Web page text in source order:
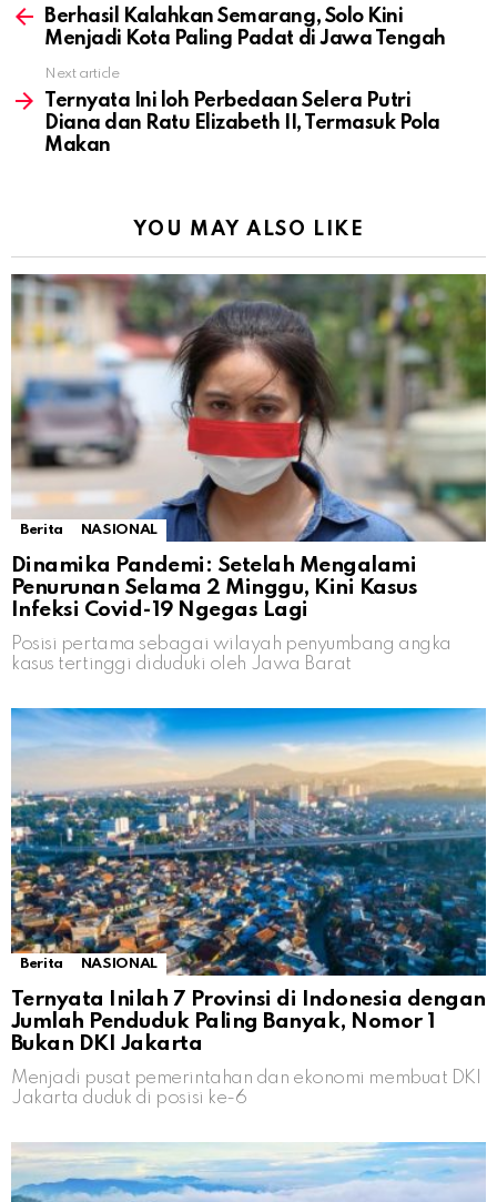
moreBerhasil Kalahkan Semarang, Solo Kini
Menjadi Kota Paling Padat di Jawa Tengah
Next article
Ternyata Ini loh Perbedaan Selera Putri
Diana dan Ratu Elizabeth II, Termasuk Pola
Makan
YOU MAY ALSO LIKE
Berita NASIONAL
Dinamika Pandemi: Setelah Mengalami
Penurunan Selama 2 Minggu, Kini Kasus
Infeksi Covid-19 Ngegas Lagi
Posisi pertama sebagai wilayah penyumbang angka
kasus tertinggi diduduki oleh Jawa Barat
Berita NASIONAL
Ternyata Inilah 7 Provinsi di Indonesia dengan
Jumlah Penduduk Paling Banyak, Nomor 1
Bukan DKI Jakarta
Menjadi pusat pemerintahan dan ekonomi membuat DKI
Jakarta duduk di posisi ke-6